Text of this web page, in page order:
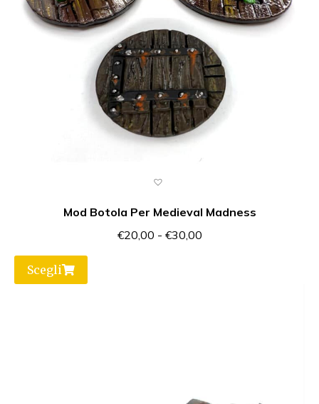
Mod Botola Per Medieval Madness
€20,00 - €30,00
Scegli